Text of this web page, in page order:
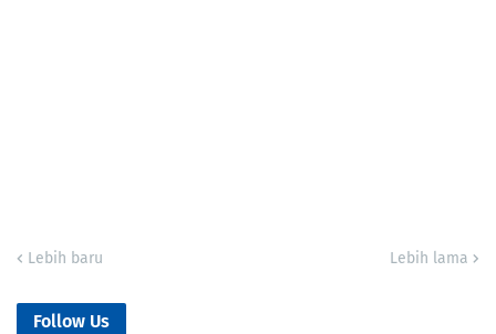
Lebih baru Lebih lama
Follow Us